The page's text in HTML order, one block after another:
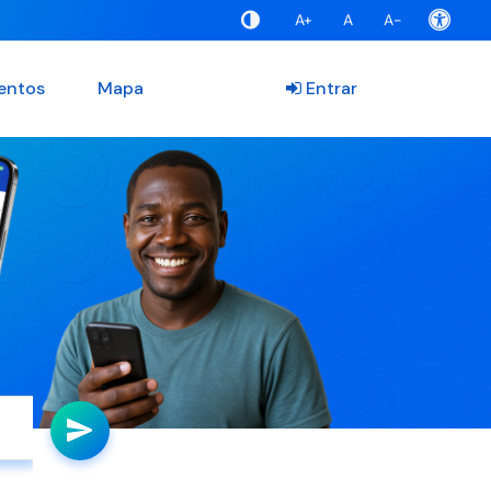
A+ A A-
Mapa Entrar